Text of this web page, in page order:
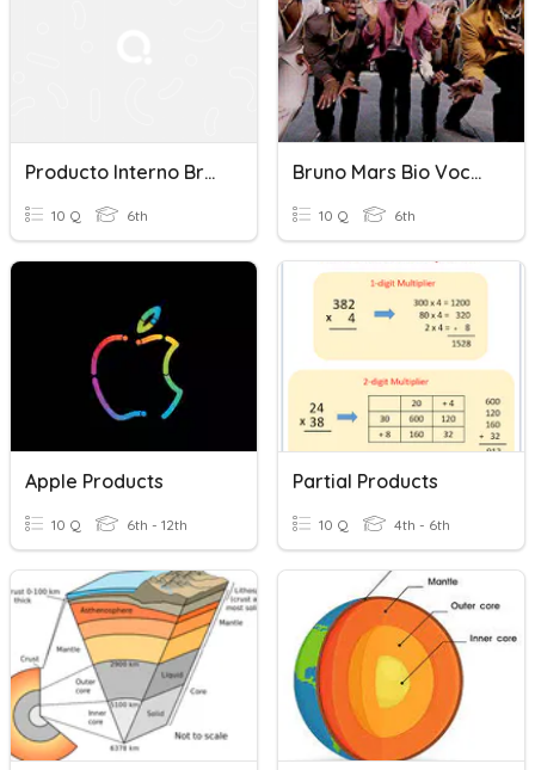
Producto Interno Bruto
10 Q 6th
Bruno Mars Bio Vocab
10 Q 6th
Apple Products
10 Q 6th - 12th
Partial Products
10 Q 4th - 6th